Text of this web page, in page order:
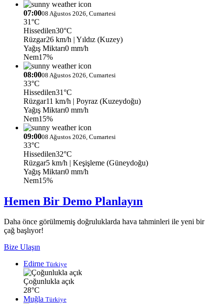
07:0008 Ağustos 2026, Cumartesi
31°C
Hissedilen30°C
Rüzgar26 km/h | Yıldız (Kuzey)
Yağış Miktarı0 mm/h
Nem17%
08:0008 Ağustos 2026, Cumartesi
33°C
Hissedilen31°C
Rüzgar11 km/h | Poyraz (Kuzeydoğu)
Yağış Miktarı0 mm/h
Nem15%
09:0008 Ağustos 2026, Cumartesi
33°C
Hissedilen32°C
Rüzgar5 km/h | Keşişleme (Güneydoğu)
Yağış Miktarı0 mm/h
Nem15%
Hemen Bir Demo Planlayın
Daha önce görülmemiş doğruluklarda hava tahminleri ile yeni bir
çağ başlıyor!
Bize Ulaşın
Edirne Türkiye
Çoğunlukla açık
28°C
Muğla Türkiye